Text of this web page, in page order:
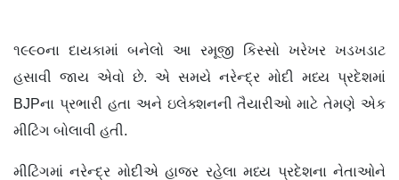
૧૯૯૦ના દાયકામાં બનેલો આ રમૂજી કિસ્સો ખરેખર ખડખડાટ
હસાવી જાય એવો છે. એ સમયે નરેન્દ્ર મોદી મધ્ય પ્રદેશમાં
BJPના પ્રભારી હતા અને ઇલેક્શનની તૈયારીઓ માટે તેમણે એક
મીટિંગ બોલાવી હતી.
મીટિંગમાં નરેન્દ્ર મોદીએ હાજર રહેલા મધ્ય પ્રદેશના નેતાઓને